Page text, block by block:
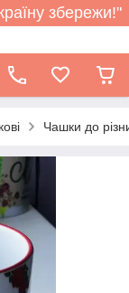
збережи!"
Чашки до